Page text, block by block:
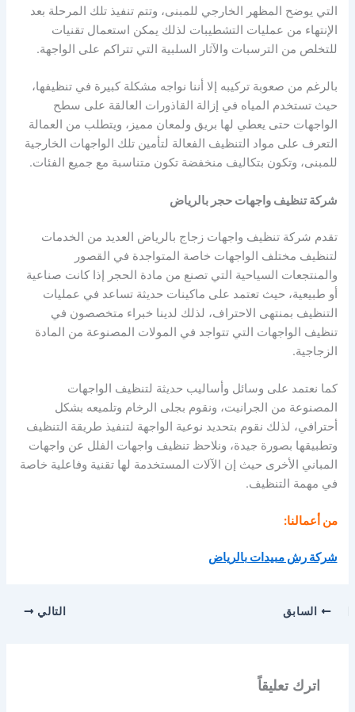
التي يوضح المظهر الخارجي للمبنى، وتتم تنفيذ تلك المرحلة بعد
الإنتهاء من عمليات التشطيبات لذلك يمكن استعمال تقنيات
للتخلص من الترسبات والآثار السلبية التي تتراكم على الواجهة.
بالرغم من صعوبة تركيبه إلا أننا نواجه مشكلة كبيرة في تنظيفها،
حيث تستخدم المياه في إزالة القاذورات العالقة على سطح
الواجهات حتى يعطي لها بريق ولمعان مميز، ويتطلب من العمالة
التعرف على مواد التنظيف الفعالة لتأمين تلك الواجهات الخارجية
للمبنى، وتكون بتكاليف منخفضة تكون متناسبة مع جميع الفئات.
شركة تنظيف واجهات حجر بالرياض
تقدم شركة تنظيف واجهات زجاج بالرياض العديد من الخدمات
لتنظيف مختلف الواجهات خاصة المتواجدة في القصور
والمنتجعات السياحية التي تصنع من مادة الحجر إذا كانت صناعية
أو طبيعية، حيث تعتمد على ماكينات حديثة تساعد في عمليات
التنظيف بمنتهى الاحتراف، لذلك لدينا خبراء متخصصون في
تنظيف الواجهات التي تتواجد في المولات المصنوعة من المادة
الزجاجية.
كما نعتمد على وسائل وأساليب حديثة لتنظيف الواجهات
المصنوعة من الجرانيت، ونقوم بجلى الرخام وتلميعه بشكل
أحترافي، لذلك نقوم بتحديد نوعية الواجهة لتنفيذ طريقة التنظيف
وتطبيقها بصورة جيدة، ونلاحظ تنظيف واجهات الفلل عن واجهات
المباني الأخرى حيث إن الآلات المستخدمة لها تقنية وفاعلية خاصة
في مهمة التنظيف.
من أعمالنا:
شركة رش مبيدات بالرياض
السابق التالي
اترك تعليقاً